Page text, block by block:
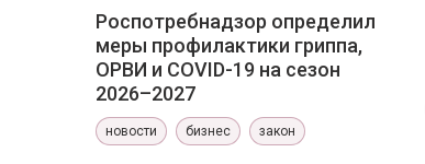
Роспотребнадзор определил
меры профилактики гриппа,
ОРВИ и COVID-19 на сезон
2026–2027
новости бизнес закон